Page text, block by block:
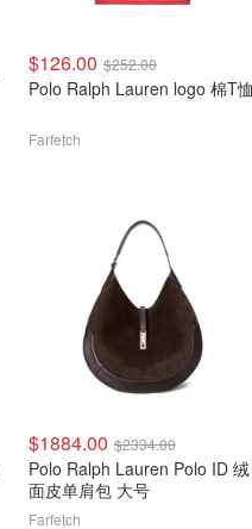
$126.00 $252.00
Polo Ralph Lauren logo 棉T
Farfetch
$1884.00 $2334.00
Polo Ralph Lauren Polo ID 绒
面皮单肩包 大号
Farfetch